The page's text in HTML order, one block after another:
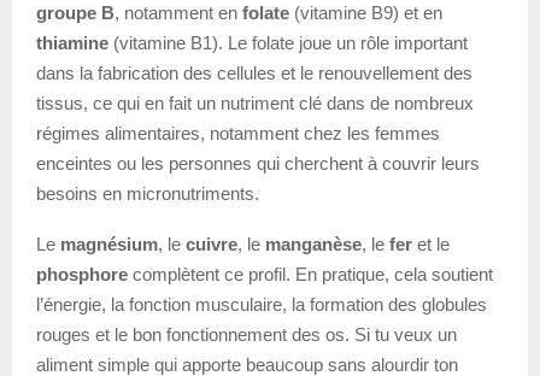
groupe B, notamment en folate (vitamine B9) et en
thiamine (vitamine B1). Le folate joue un rôle important
dans la fabrication des cellules et le renouvellement des
tissus, ce qui en fait un nutriment clé dans de nombreux
régimes alimentaires, notamment chez les femmes
enceintes ou les personnes qui cherchent à couvrir leurs
besoins en micronutriments.
Le magnésium, le cuivre, le manganèse, le fer et le
phosphore complètent ce profil. En pratique, cela soutient
l’énergie, la fonction musculaire, la formation des globules
rouges et le bon fonctionnement des os. Si tu veux un
aliment simple qui apporte beaucoup sans alourdir ton